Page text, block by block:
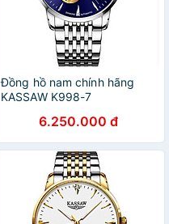
Đồng hồ nam chính hãng
KASSAW K998-7
6.250.000 đ